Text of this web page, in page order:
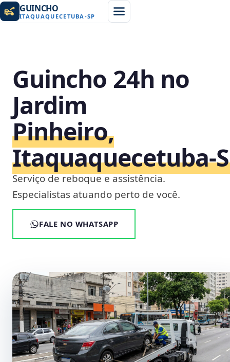
GUINCHO
ITAQUAQUECETUBA -SP
Guincho 24h no
Jardim
Pinheiro,
Serviço de reboque e assistência.
Especialistas atuando perto de você.
FALE NO WHATSAPP